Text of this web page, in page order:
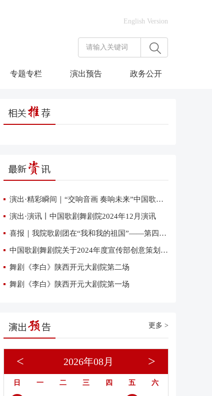
English Version
专题专栏 演出预告 政务公开
演出·精彩瞬间｜“交响音画 奏响未来”中国歌剧舞剧院交响音乐会在雄安上演
演出·演讯丨中国歌剧舞剧院2024年12月演讯
喜报｜我院歌剧团在“我和我的祖国”——第四届优秀网络短视频大赛中荣获三项大奖
中国歌剧舞剧院关于2024年度宣传部创意策划复试有关事项的通知
舞剧《李白》陕西开元大剧院第二场
舞剧《李白》陕西开元大剧院第一场
更多 >
2026年08月
< >
日 一 二 三 四 五 六